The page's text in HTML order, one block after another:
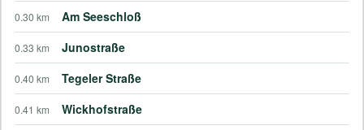
0.30 km Am Seeschloß
0.33 km Junostraße
0.40 km Tegeler Straße
0.41 km Wickhofstraße